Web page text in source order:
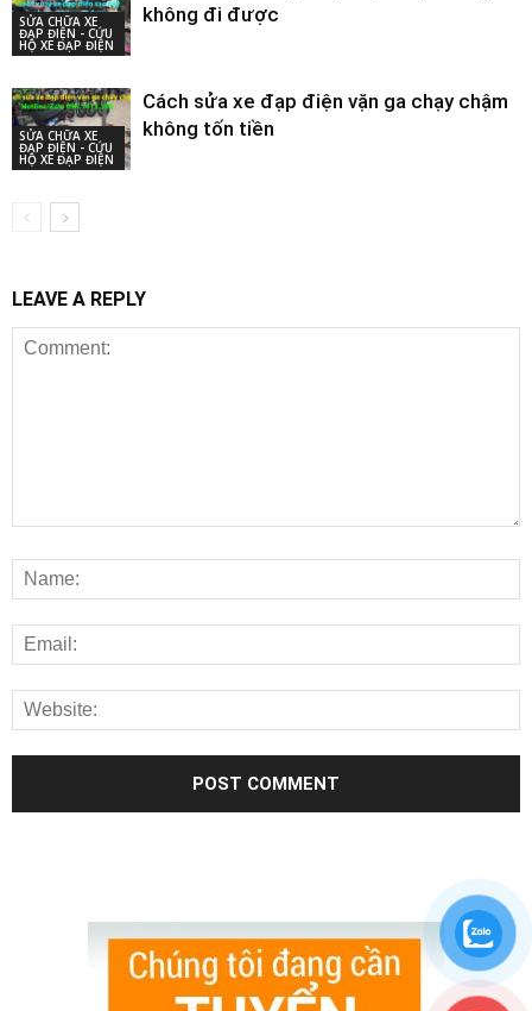
SỬA CHỮA XE
ĐẠP ĐIỆN - CỨU
HỘ XE ĐẠP ĐIỆN
không đi được
SỬA CHỮA XE
ĐẠP ĐIỆN - CỨU
HỘ XE ĐẠP ĐIỆN
Cách sửa xe đạp điện vặn ga chạy chậm
không tốn tiền
LEAVE A REPLY